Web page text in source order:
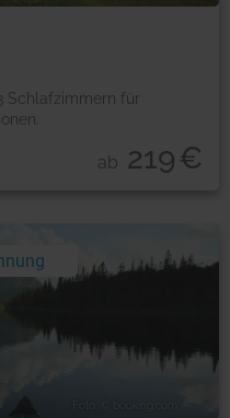
Schlafzimmern für
ab 219€